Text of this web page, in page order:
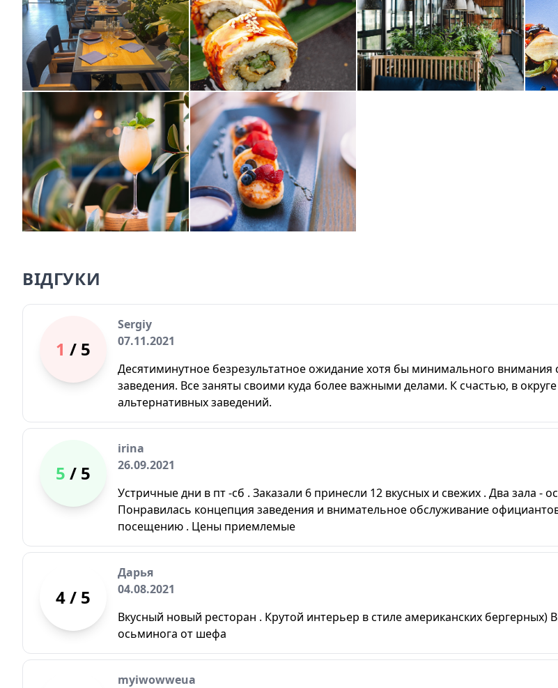
ВІДГУКИ
1 / 5
Sergiy
07.11.2021
Десятиминутное безрезультатное ожидание хотя бы минимального внимания
заведения. Все заняты своими куда более важными делами. К счастью, в
альтернативных заведений.
5 / 5
irina
26.09.2021
Устричные дни в пт -сб . Заказали 6 принесли 12 вкусных и свежих . Два зала -
Понравилась концепция заведения и внимательное обслуживание
посещению . Цены приемлемые
4/ 5
Дарья
04.08.2021
Вкусный новый ресторан . Крутой интерьер в стиле американских бергерных)
осьминога от шефа
myiwowweua